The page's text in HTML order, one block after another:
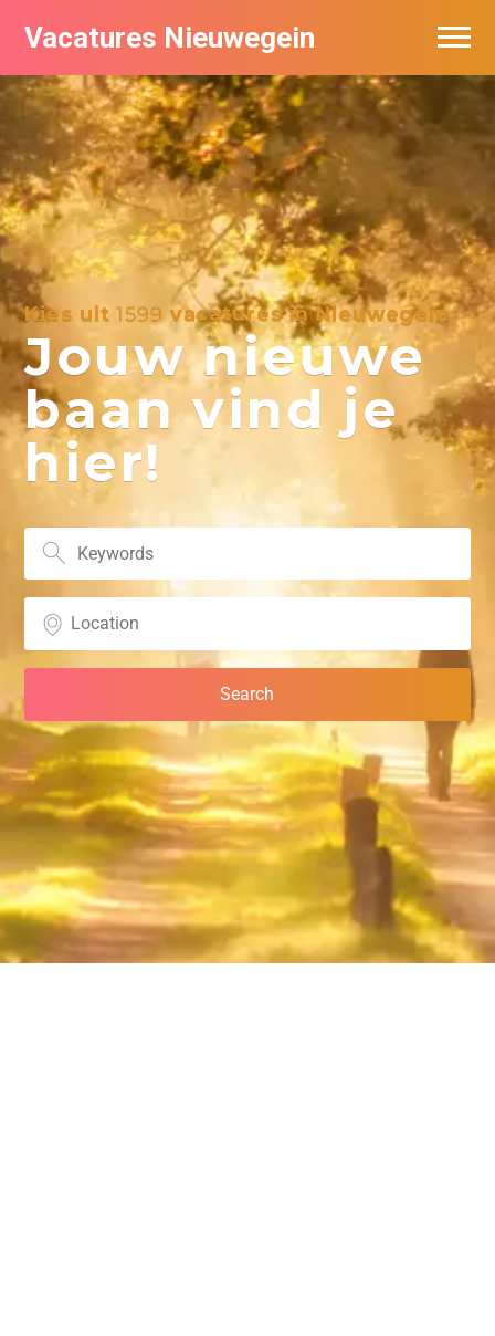
Vacatures Nieuwegein
Kies uit1599 vacatures in Nieuwegein
Jouw nieuwe
baan vind je
hier!
Vacatures per bedrijf in Nieuwegein